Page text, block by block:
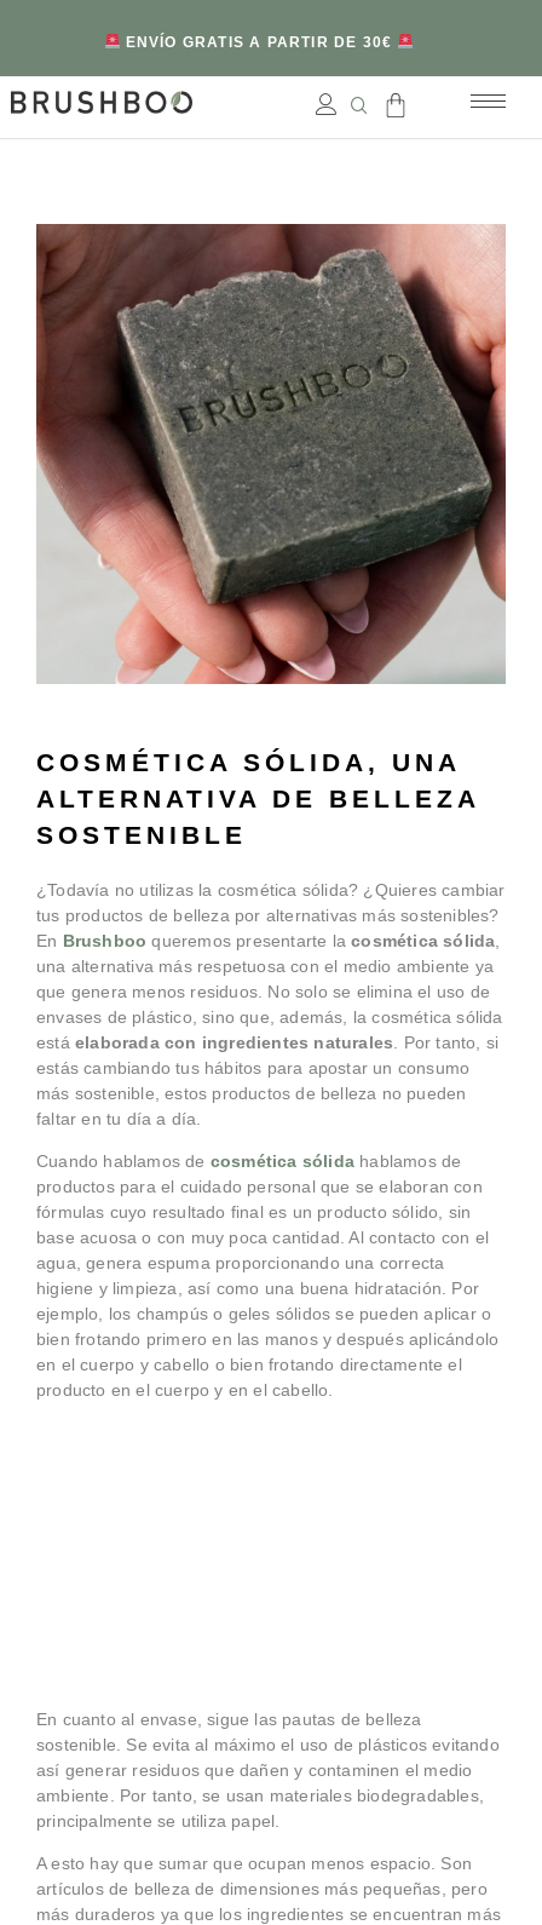
ENVÍO GRATIS A PARTIR DE 30€
COSMÉTICA SÓLIDA, UNA
ALTERNATIVA DE BELLEZA
SOSTENIBLE
¿Todavía no utilizas la cosmética sólida? ¿Quieres cambiar
tus productos de belleza por alternativas más sostenibles?
En Brushboo queremos presentarte lacosmética sólida
una alternativa más respetuosa con el medio ambiente ya
que genera menos residuos. No solo se elimina el uso de
envases de plástico, sino que, además, la cosmética sólida
está elaborada con ingredientes naturales . Por tanto, si
estás cambiando tus hábitos para apostar un consumo
más sostenible, estos productos de belleza no pueden
faltar en tu día a día.
Cuando hablamos de cosmética sólida hablamos de
productos para el cuidado personal que se elaboran con
fórmulas cuyo resultado final es un producto sólido, sin
base acuosa o con muy poca cantidad. Al contacto con el
agua, genera espuma proporcionando una correcta
higiene y limpieza, así como una buena hidratación. Por
ejemplo, los champús o geles sólidos se pueden aplicar o
bien frotando primero en las manos y después aplicándolo
en el cuerpo y cabello o bien frotando directamente el
producto en el cuerpo y en el cabello.
En cuanto al envase, sigue las pautas de belleza
sostenible. Se evita al máximo el uso de plásticos evitando
así generar residuos que dañen y contaminen el medio
ambiente. Por tanto, se usan materiales biodegradables,
principalmente se utiliza papel.
A esto hay que sumar que ocupan menos espacio. Son
artículos de belleza de dimensiones más pequeñas, pero
más duraderos ya que los ingredientes se encuentran más